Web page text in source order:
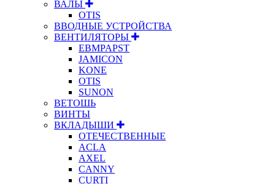
ВАЛЫ
OTIS
ВВОДНЫЕ УСТРОЙСТВА
ВЕНТИЛЯТОРЫ
EBMPAPST
JAMICON
KONE
OTIS
SUNON
ВЕТОШЬ
ВИНТЫ
ВКЛАДЫШИ
ОТЕЧЕСТВЕННЫЕ
ACLA
AXEL
CANNY
CURTI